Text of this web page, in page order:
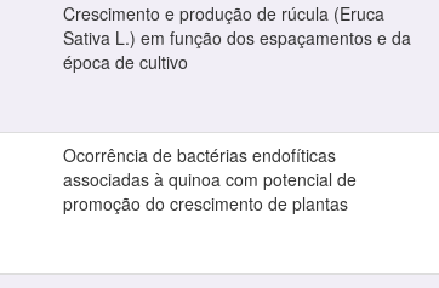
Crescimento e produção de rúcula (Eruca
Sativa L.) em função dos espaçamentos e da
época de cultivo
Ocorrência de bactérias endofíticas
associadas à quinoa com potencial de
promoção do crescimento de plantas